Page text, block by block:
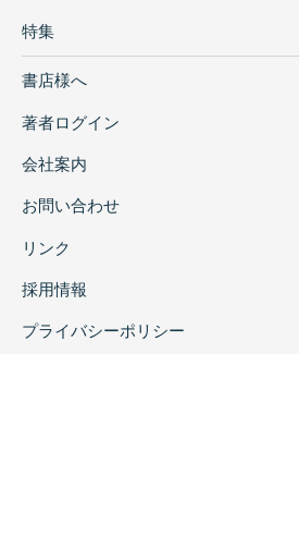
特集
書店様へ
著者ログイン
会社案内
お問い合わせ
リンク
採用情報
プライバシーポリシー